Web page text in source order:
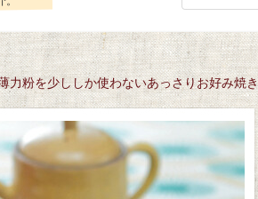
力粉を少ししか使わないあっさりお好み焼